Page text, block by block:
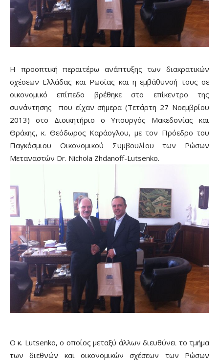
Η προοπτική περαιτέρω ανάπτυξης των διακρατικών
σχέσεων Ελλάδας και Ρωσίας και η εμβάθυνσή τους σε
οικονομικό επίπεδο βρέθηκε στο επίκεντρο της
συνάντησης που είχαν σήμερα (Τετάρτη 27 Νοεμβρίου
2013) στο Διοικητήριο ο Υπουργός Μακεδονίας και
Θράκης, κ. Θεόδωρος Καράογλου, με τον Πρόεδρο του
Παγκόσμιου Οικονομικού Συμβουλίου των Ρώσων
Μεταναστών Dr. Nichola Zhdanoff-Lutsenko.
O κ. Lutsenko, ο οποίος μεταξύ άλλων διευθύνει το τμήμα
των διεθνών και οικονομικών σχέσεων των Ρώσων